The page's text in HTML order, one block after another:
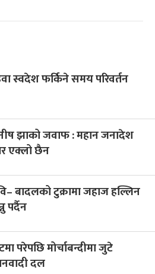
स्वदेश फर्किने समय परिवर्तन
झाको जवाफ : महान जनादेश
एक्लो छैन
बादलको टुक्रामा जहाज हल्लिन
पर्दैन
परेपछि मोर्चाबन्दीमा जुटे
दल